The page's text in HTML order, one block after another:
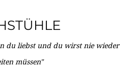
du liebst und du wirst nie wieder
müssen"